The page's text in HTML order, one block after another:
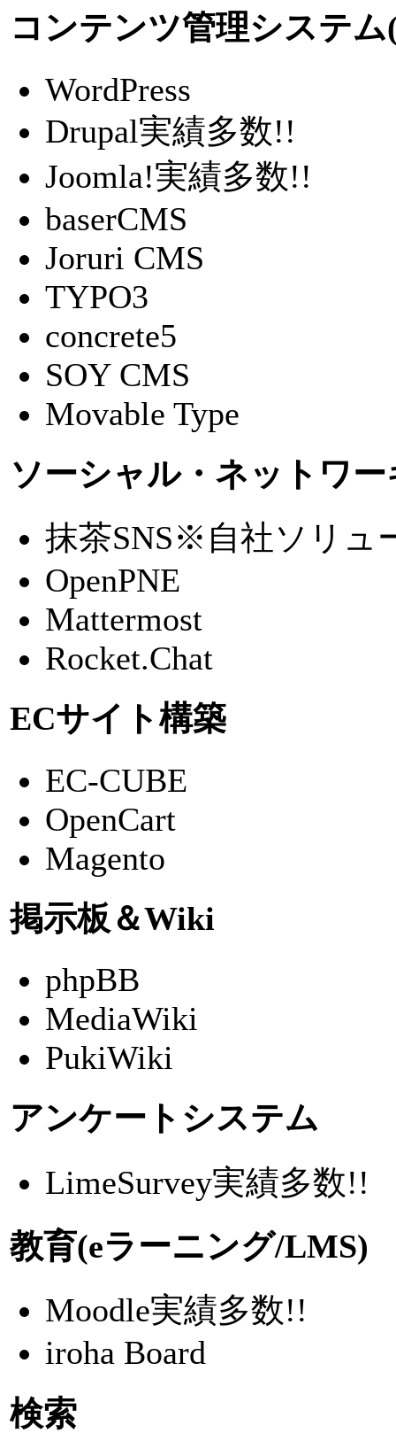
コンテンツ管理システム
WordPress
Drupal実績多数!!
Joomla!実績多数!!
baserCMS
Joruri CMS
TYPO3
concrete5
SOY CMS
Movable Type
ソーシャル・ネットワ
抹茶SNS※自社ソリュ
OpenPNE
Mattermost
Rocket.Chat
ECサイト構築
EC-CUBE
OpenCart
Magento
掲示板＆Wiki
phpBB
MediaWiki
PukiWiki
アンケートシステム
LimeSurvey実績多数!!
教育(eラーニング/LMS)
Moodle実績多数!!
iroha Board
検索